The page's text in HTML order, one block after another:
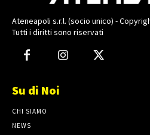
Ateneapoli s.r.l. (socio unico) -
Tutti i diritti sono riservati
Su di Noi
CHI SIAMO
NEWS